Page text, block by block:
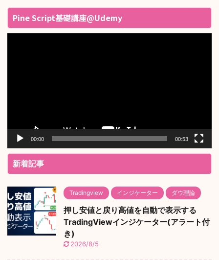
Pine Script基礎講座@Udemy
00:00 00:53
新着記事
Tradingview インジケーター ダウ理論
押し安値と戻り高値を自動で表示する
TradingViewインジケーター(アラート付
き)
2026/8/5